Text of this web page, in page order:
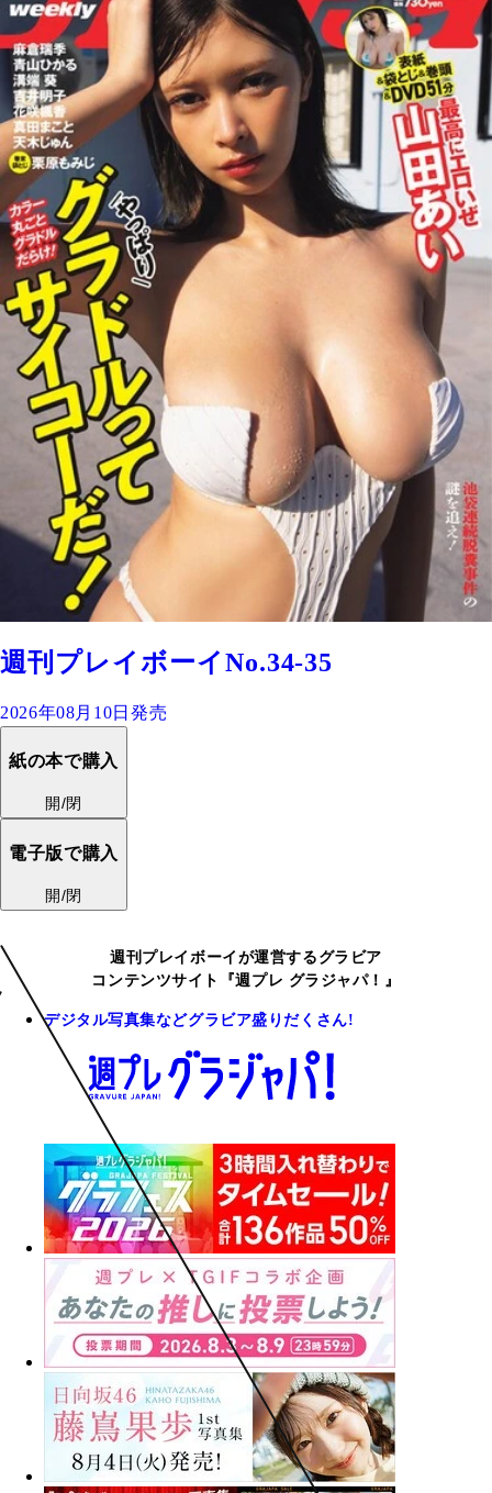
週刊プレイボーイNo.34-35
2026年08月10日発売
紙の本で購入
開/閉
電子版で購入
開/閉
週刊プレイボーイが運営するグラビア
コンテンツサイト『週プレ グラジャパ！』
デジタル写真集などグラビア盛りだくさん!